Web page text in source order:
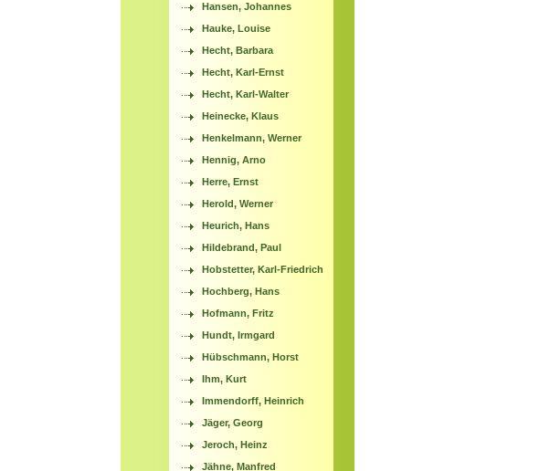
Hansen, Johannes
Hauke, Louise
Hecht, Barbara
Hecht, Karl-Ernst
Hecht, Karl-Walter
Heinecke, Klaus
Henkelmann, Werner
Hennig, Arno
Herre, Ernst
Herold, Werner
Heurich, Hans
Hildebrand, Paul
Hobstetter, Karl-Friedrich
Hochberg, Hans
Hofmann, Fritz
Hundt, Irmgard
Hübschmann, Horst
Ihm, Kurt
Immendorff, Heinrich
Jäger, Georg
Jeroch, Heinz
Jähne, Manfred